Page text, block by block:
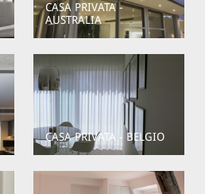
CASA PRIVATA -
AUSTRALIA
CASA PRIVATA - BELGIO